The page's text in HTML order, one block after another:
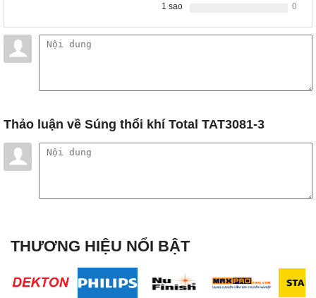
1 sao
0
Thảo luận về Súng thổi khí Total TAT3081-3
THƯƠNG HIỆU NỔI BẬT